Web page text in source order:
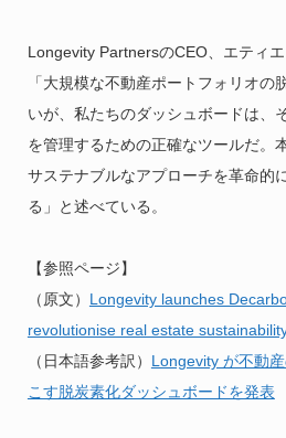
Longevity PartnersのCEO、エティエ
「大規模な不動産ポートフォリオの
いが、私たちのダッシュボードは、
を管理するための正確なツールだ。
サステナブルなアプローチを革命的
る」と述べている。
【参照ページ】
（原文） Longevity launches
revolutionise real estate
（日本語参考訳） Longevity が不動
こす脱炭素化ダッシュボードを発表